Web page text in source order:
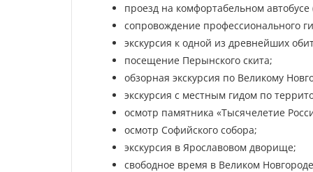
проезд на комфортабельном
сопровождение профессионального
экскурсия к одной из древнейших
посещение Перынского скита;
обзорная экскурсия по Великому
экскурсия с местным гидом по
осмотр памятника «Тысячелетие
осмотр Софийского собора;
экскурсия в Ярославовом дворище;
свободное время в Великом